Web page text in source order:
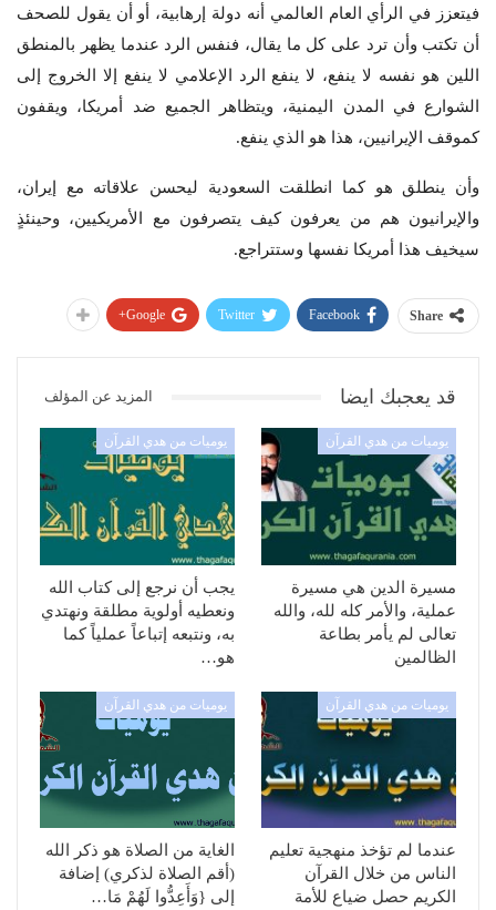
فيتعزز في الرأي العام العالمي أنه دولة إرهابية، أو أن يقول للصحف
أن تكتب وأن ترد على كل ما يقال، فنفس الرد عندما يظهر بالمنطق
اللين هو نفسه لا ينفع، لا ينفع الرد الإعلامي لا ينفع إلا الخروج إلى
الشوارع في المدن اليمنية، ويتظاهر الجميع ضد أمريكا، ويقفون
كموقف الإيرانيين، هذا هو الذي ينفع.
وأن ينطلق هو كما انطلقت السعودية ليحسن علاقاته مع إيران،
والإيرانيون هم من يعرفون كيف يتصرفون مع الأمريكيين، وحينئذٍ
سيخيف هذا أمريكا نفسها وستتراجع.
Share
Facebook
Twitter
Google+
قد يعجبك ايضا المزيد عن المؤلف
يوميات من هدي القرآن
مسيرة الدين هي مسيرة
عملية، والأمر كله لله، والله
تعالى لم يأمر بطاعة
الظالمين
يوميات من هدي القرآن
يجب أن نرجع إلى كتاب الله
ونعطيه أولوية مطلقة ونهتدي
به، ونتبعه إتباعاً عملياً كما
هو…
يوميات من هدي القرآن
عندما لم تؤخذ منهجية تعليم
الناس من خلال القرآن
الكريم حصل ضياع للأمة
يوميات من هدي القرآن
الغاية من الصلاة هو ذكر الله
(أقم الصلاة لذكري) إضافة
إلى {وَأَعِدُّوا لَهُمْ مَا…